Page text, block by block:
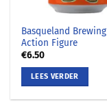
Basqueland Brewing
Action Figure
€6.50
LEES VERDER